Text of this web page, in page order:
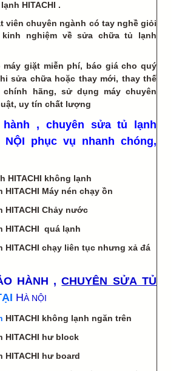
HITACHI .
viên chuyên ngành có tay nghề giỏi
kinh nghiệm vềsửa chữa tủ lạnh
máy giặt miễn phí, báo giá cho quý
sửa chữa hoặc thay mới, thay thế
hãng, sử dụng máy chuyên
uy tín chất lượng
hành , chuyên sửa tủ lạnh
NỘI phục vụ nhanh chóng,
HITACHI không lạnh
HITACHI Máy nén chạy ồn
HITACHI Chảy nước
HITACHI quá lạnh
HITACHI chạy liên tục nhưng xả đá
HÀNH ,CHUYÊN SỬA TỦ
HÀ NỘI
HITACHI không lạnh ngăn trên
HITACHI hư block
HITACHI hư board